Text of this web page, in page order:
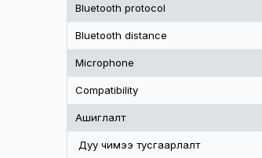
Bluetooth protocol
Bluetooth distance
Microphone
Compatibility
Ашиглалт
Дуу чимээ тусгаарлалт